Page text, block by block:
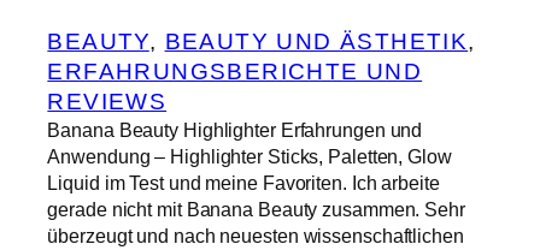
BEAUTY, BEAUTY UND ÄSTHETIK
ERFAHRUNGSBERICHTE UND
REVIEWS
Banana Beauty Highlighter Erfahrungen und
Anwendung – Highlighter Sticks, Paletten, Glow
Liquid im Test und meine Favoriten. Ich arbeite
gerade nicht mit Banana Beauty zusammen. Sehr
überzeugt und nach neuesten wissenschaftlichen